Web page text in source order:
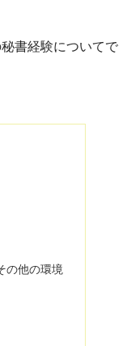
書経験についてで
の他の環境